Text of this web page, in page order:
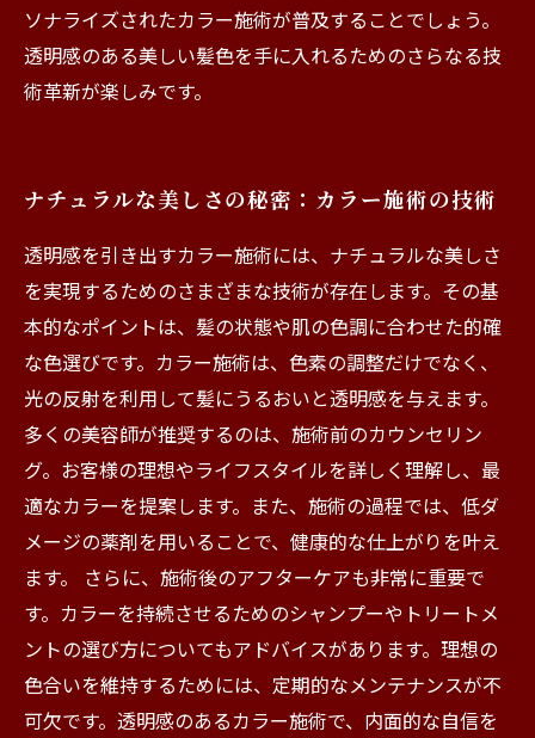
ソナライズされたカラー施術が普及することでしょう。
透明感のある美しい髪色を手に入れるためのさらなる技
術革新が楽しみです。
ナチュラルな美しさの秘密：カラー施術の技術
透明感を引き出すカラー施術には、ナチュラルな美しさ
を実現するためのさまざまな技術が存在します。その基
本的なポイントは、髪の状態や肌の色調に合わせた的確
な色選びです。カラー施術は、色素の調整だけでなく、
光の反射を利用して髪にうるおいと透明感を与えます。
多くの美容師が推奨するのは、施術前のカウンセリン
グ。お客様の理想やライフスタイルを詳しく理解し、最
適なカラーを提案します。また、施術の過程では、低ダ
メージの薬剤を用いることで、健康的な仕上がりを叶え
ます。 さらに、施術後のアフターケアも非常に重要で
す。カラーを持続させるためのシャンプーやトリートメ
ントの選び方についてもアドバイスがあります。理想の
色合いを維持するためには、定期的なメンテナンスが不
可欠です。透明感のあるカラー施術で、内面的な自信を